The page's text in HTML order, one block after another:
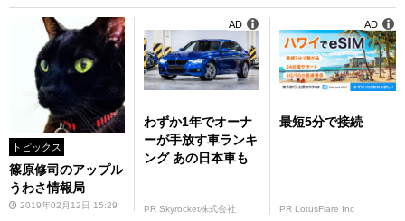
トピックス
篠原修司のアップル
うわさ情報局
2019年02月12日 15:29
わずか1年でオーナ
ーが手放す車ランキ
ング あの日本車も
PR Skyrocket株式会社
AD
最短5分で接続
PR LotusFlare Inc
AD